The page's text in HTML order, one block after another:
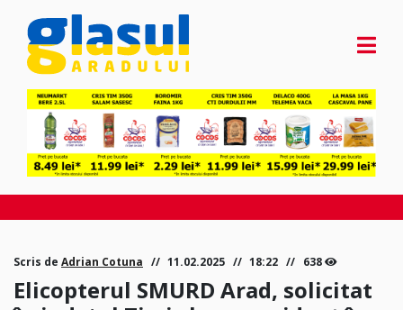
Scris de Adrian Cotuna 11.02.2025 18:22 638
Elicopterul SMURD Arad, solicitat